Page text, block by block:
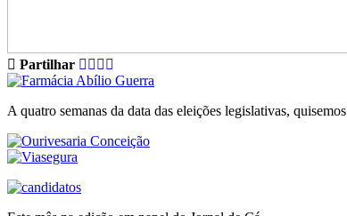
Partilhar
A quatro semanas da data das eleições legislativas,